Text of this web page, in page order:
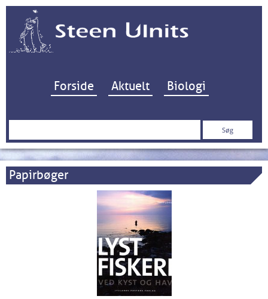
Hop til indhold
Forside Aktuelt Biologi
Søg
Papirbøger